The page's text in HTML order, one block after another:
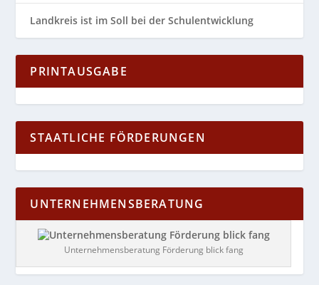
Landkreis ist im Soll bei der Schulentwicklung
PRINTAUSGABE
STAATLICHE FÖRDERUNGEN
UNTERNEHMENSBERATUNG
Unternehmensberatung Förderung blick fang